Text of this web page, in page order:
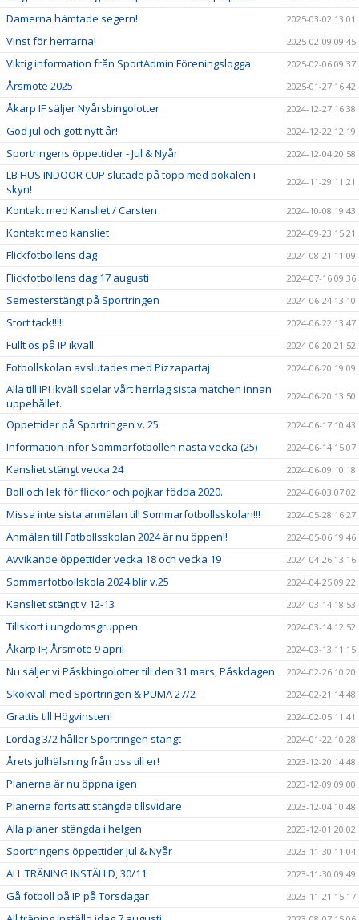
Damerna hämtade segern! 2025-03-02 13:01
Vinst för herrarna! 2025-02-09 09:45
Viktig information från SportAdmin Föreningslogga 2025-02-06 09:37
Årsmöte 2025 2025-01-27 16:42
Åkarp IF säljer Nyårsbingolotter 2024-12-27 16:38
God jul och gott nytt år! 2024-12-22 12:19
Sportringens öppettider - Jul & Nyår 2024-12-04 20:58
LB HUS INDOOR CUP slutade på topp med pokalen i
skyn!
2024-11-29 11:21
Kontakt med Kansliet / Carsten 2024-10-08 19:43
Kontakt med kansliet 2024-09-23 15:21
Flickfotbollens dag 2024-08-21 11:09
Flickfotbollens dag 17 augusti 2024-07-16 09:36
Semesterstängt på Sportringen 2024-06-24 13:10
Stort tack!!!!! 2024-06-22 13:47
Fullt ös på IP ikväll 2024-06-20 21:52
Fotbollskolan avslutades med Pizzapartaj 2024-06-20 19:09
Alla till IP! Ikväll spelar vårt herrlag sista matchen innan
uppehållet.
2024-06-20 13:50
Öppettider på Sportringen v. 25 2024-06-17 10:43
Information inför Sommarfotbollen nästa vecka (25) 2024-06-14 15:07
Kansliet stängt vecka 24 2024-06-09 10:18
Boll och lek för flickor och pojkar födda 2020. 2024-06-03 07:02
Missa inte sista anmälan till Sommarfotbollsskolan!!! 2024-05-28 16:27
Anmälan till Fotbollsskolan 2024 är nu öppen!! 2024-05-06 19:46
Avvikande öppettider vecka 18 och vecka 19 2024-04-26 13:16
Sommarfotbollskola 2024 blir v.25 2024-04-25 09:22
Kansliet stängt v 12-13 2024-03-14 18:53
Tillskott i ungdomsgruppen 2024-03-14 12:52
Åkarp IF; Årsmöte 9 april 2024-03-13 11:15
Nu säljer vi Påskbingolotter till den 31 mars, Påskdagen 2024-02-26 10:20
Skokväll med Sportringen & PUMA 27/2 2024-02-21 14:48
Grattis till Högvinsten! 2024-02-05 11:41
Lördag 3/2 håller Sportringen stängt 2024-01-22 10:28
Årets julhälsning från oss till er! 2023-12-20 14:48
Planerna är nu öppna igen 2023-12-09 09:00
Planerna fortsatt stängda tillsvidare 2023-12-04 10:48
Alla planer stängda i helgen 2023-12-01 20:02
Sportringens öppettider Jul & Nyår 2023-11-30 11:04
ALL TRÄNING INSTÄLLD, 30/11 2023-11-30 09:49
Gå fotboll på IP på Torsdagar 2023-11-21 15:17